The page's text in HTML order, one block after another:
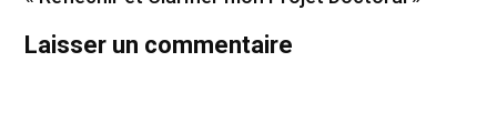
Laisser un commentaire